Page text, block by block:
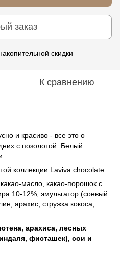
заказ
скидки
К сравнению
и красиво - все это о
с позолотой. Белый
коллекции Laviva chocolate
масло, какао-порошок с
10-12%, эмульгатор (соевый
арахис, стружка кокоса,
арахиса, лесных
фисташек), сои и